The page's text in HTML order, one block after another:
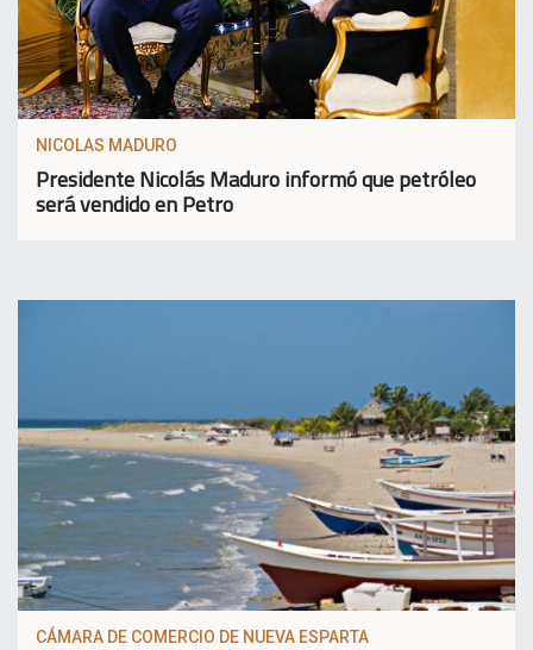
NICOLAS MADURO
Presidente Nicolás Maduro informó que petróleo
será vendido en Petro
CÁMARA DE COMERCIO DE NUEVA ESPARTA